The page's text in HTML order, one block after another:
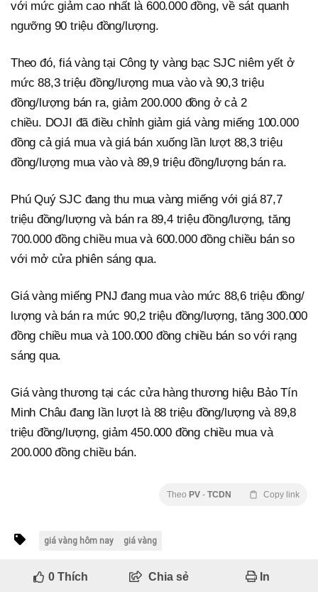
với mức giảm cao nhất là 600.000 đồng, về sát quanh
ngưỡng 90 triệu đồng/lượng.
Theo đó, fiá vàng tại Công ty vàng bạc SJC niêm yết ở
mức 88,3 triệu đồng/lượng mua vào và 90,3 triệu
đồng/lượng bán ra, giảm 200.000 đồng ở cả 2
chiều. DOJI đã điều chỉnh giảm giá vàng miếng 100.000
đồng cả giá mua và giá bán xuống lần lượt 88,3 triệu
đồng/lượng mua vào và 89,9 triệu đồng/lượng bán ra.
Phú Quý SJC đang thu mua vàng miếng với giá 87,7
triệu đồng/lượng và bán ra 89,4 triệu đồng/lượng, tăng
700.000 đồng chiều mua và 600.000 đồng chiều bán so
với mở cửa phiên sáng qua.
Giá vàng miếng PNJ đang mua vào mức 88,6 triệu đồng/
lượng và bán ra mức 90,2 triệu đồng/lượng, tăng 300.000
đồng chiều mua và 100.000 đồng chiều bán so với rạng
sáng qua.
Giá vàng thương tại các cửa hàng thương hiệu Bảo Tín
Minh Châu đang lần lượt là 88 triệu đồng/lượng và 89,8
triệu đồng/lượng, giảm 450.000 đồng chiều mua và
200.000 đồng chiều bán.
Theo PV - TCDN Copy link
giá vàng hôm nay giá vàng
0Thích Chia sẻ In